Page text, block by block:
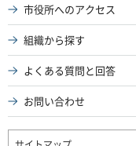
市役所へのアクセス
組織から探す
よくある質問と回答
お問い合わせ